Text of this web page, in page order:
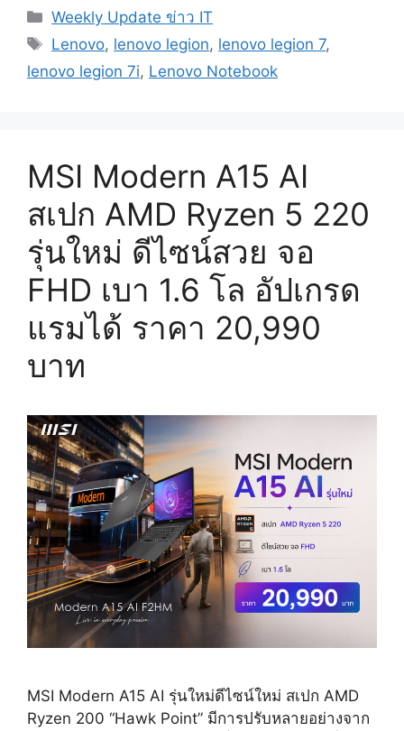
สเปก
Core
Ultra
RTX
5060
/
5070
จอ
16″
2.5K@240Hz
Categories
Weekly Update ข่าว IT
Tags
Lenovo, lenovo legion, lenovo legion 7,
lenovo legion 7i, Lenovo Notebook
MSI Modern A15 AI
สเปก AMD Ryzen 5 220
รุ่นใหม่ ดีไซน์สวย จอ
FHD เบา 1.6 โล อัปเกรด
แรมได้ ราคา 20,990
บาท
MSI Modern A15 AI รุ่นใหม่ดีไซน์ใหม่ สเปก AMD
Ryzen 200 “Hawk Point” มีการปรับหลายอย่างจาก